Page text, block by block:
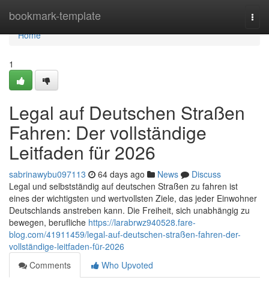
bookmark-template
Home
Home
1
Legal auf Deutschen Straßen
Fahren: Der vollständige
Leitfaden für 2026
sabrinawybu097113 64 days ago News
Discuss
Legal und selbstständig auf deutschen Straßen zu fahren ist
eines der wichtigsten und wertvollsten Ziele, das jeder Einwohner
Deutschlands anstreben kann. Die Freiheit, sich unabhängig zu
bewegen, berufliche https://larabrwz940528.fare-
blog.com/41911459/legal-auf-deutschen-straßen-fahren-der-
vollständige-leitfaden-für-2026
Comments
Who Upvoted